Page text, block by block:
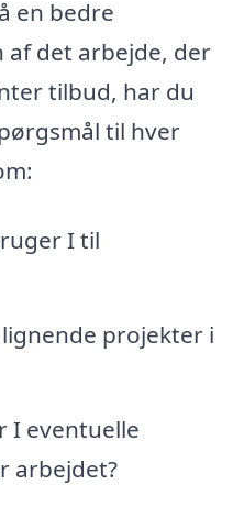
en bedre
af det arbejde, der
tilbud, har du
til hver
I til
projekter i
I eventuelle
arbejdet?